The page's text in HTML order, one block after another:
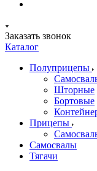
Заказать звонок
Каталог
Полуприцепы
Шторные
Бортовые
Прицепы
Самосвалы
Тягачи